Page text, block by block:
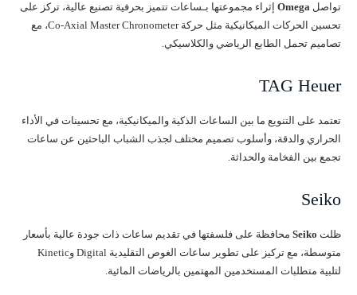
تواصل Omega إثراء مجموعتها بـساعات تتميز بحرفية تصنيع عالية، تركز على
تحسين الحركات الميكانيكية مثل حركة Co-Axial Master Chronometer، مع
تصاميم تحمل الطابع الرياضي والكلاسيكي.
TAG Heuer
تعتمد على التنويع ما بين الساعات الذكية والميكانيكية، مع تحسينات في الأداء
الحراري والدقة، وأسلوب تصميم مختلف لجذب الشباب الباحثين عن ساعات
تجمع بين الفخامة والحداثة.
Seiko
ظلت Seiko محافظة على فلسفتها في تقديم ساعات ذات جودة عالية بأسعار
متوسطة، مع تركيز على تطوير ساعات الغوص التقليدية Digital وKinetic
لتلبية متطلبات المستخدمين المهتمين بالرياضات المائية.